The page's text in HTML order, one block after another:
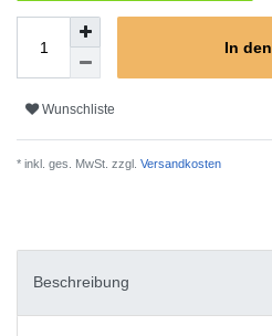
In
Wunschliste
* inkl. ges. MwSt. zzgl. Versandkosten
Beschreibung